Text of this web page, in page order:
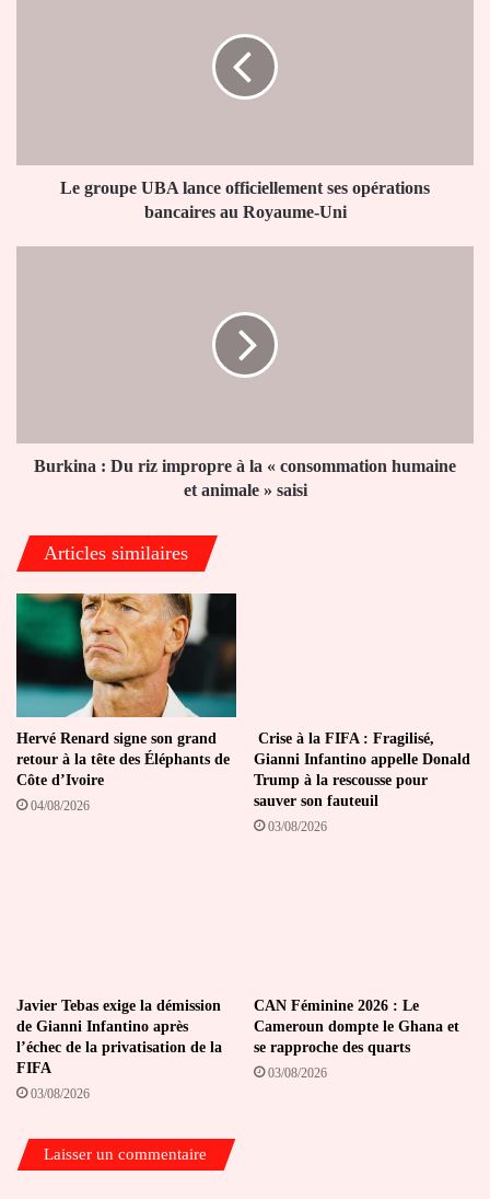
au
Royaume-Le groupe UBA lance officiellement ses opérations
bancaires au Royaume-Uni
humaine
Burkina : Du riz impropre à la « consommation humaine
et animale » saisi
Articles similaires
Hervé Renard signe son grand
retour à la tête des Éléphants de
Côte d’Ivoire
04/08/2026
Crise à la FIFA : Fragilisé,
Gianni Infantino appelle Donald
Trump à la rescousse pour
sauver son fauteuil
03/08/2026
Javier Tebas exige la démission
de Gianni Infantino après
l’échec de la privatisation de la
FIFA
03/08/2026
CAN Féminine 2026 : Le
Cameroun dompte le Ghana et
se rapproche des quarts
03/08/2026
Laisser un commentaire